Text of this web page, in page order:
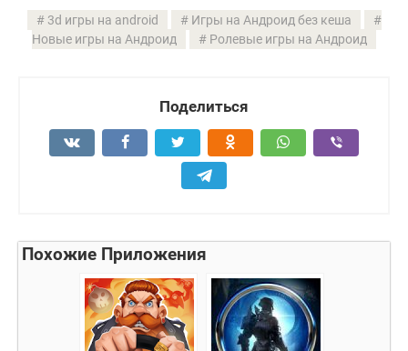
3d игры на android
Игры на Андроид без кеша
Новые игры на Андроид
Ролевые игры на Андроид
Поделиться
Похожие Приложения